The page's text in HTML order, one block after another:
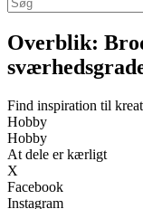
Overblik:
Find inspiration til
Hobby
Hobby
At dele er kærligt
X
Facebook
Instagram